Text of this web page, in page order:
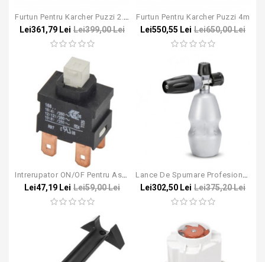
Furtun Pentru Karcher Puzzi 2.5m
Lei361,79 Lei Lei399,00 Lei
Furtun Pentru Karcher Puzzi 4m
Lei550,55 Lei Lei650,00 Lei
Intrerupator ON/OF Pentru Aspiratoarele Karcher NT / Puzzi
Lei47,19 Lei Lei59,00 Lei
Lance De Spumare Profesionala Pentru Karcher HD/HDS
Lei302,50 Lei Lei375,20 Lei